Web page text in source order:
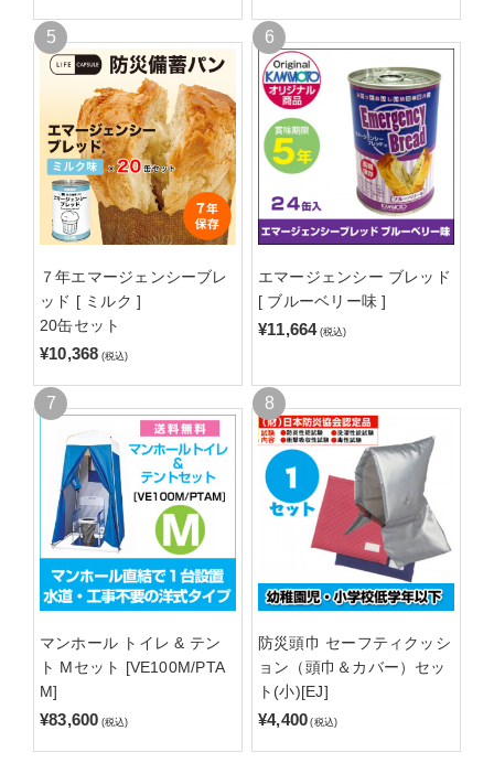
７年エマージェンシーブレ
ッド [ ミルク ]
20缶セット
¥10,368 (税込)
エマージェンシー ブレッド
[ ブルーベリー味 ]
¥11,664 (税込)
マンホール トイレ & テン
ト Mセット [VE100M/PTA
M]
¥83,600 (税込)
防災頭巾 セーフティクッシ
ョン（頭巾＆カバー）セッ
ト(小)[EJ]
¥4,400 (税込)